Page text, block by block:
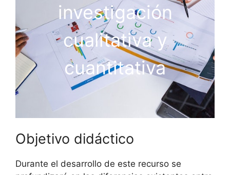
investigación
cualitativa y
cuantitativa
Objetivo didáctico
Durante el desarrollo de este recurso se